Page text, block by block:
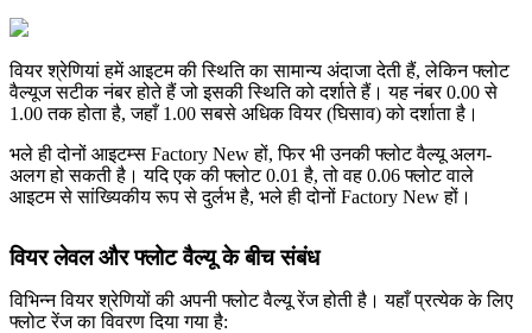
वियर श्रेणियां हमें आइटम की स्थिति का सामान्य अंदाजा देती हैं, लेकिन फ्लोट
वैल्यूज सटीक नंबर होते हैं जो इसकी स्थिति को दर्शाते हैं। यह नंबर 0.00 से
1.00 तक होता है, जहाँ 1.00 सबसे अधिक वियर (घिसाव) को दर्शाता है।
भले ही दोनों आइटम्स Factory New हों, फिर भी उनकी फ्लोट वैल्यू अलग-
अलग हो सकती है। यदि एक की फ्लोट 0.01 है, तो वह 0.06 फ्लोट वाले
आइटम से सांख्यिकीय रूप से दुर्लभ है, भले ही दोनों Factory New हों।
वियर लेवल और फ्लोट वैल्यू के बीच संबंध
विभिन्न वियर श्रेणियों की अपनी फ्लोट वैल्यू रेंज होती है। यहाँ प्रत्येक के लिए
फ्लोट रेंज का विवरण दिया गया है: